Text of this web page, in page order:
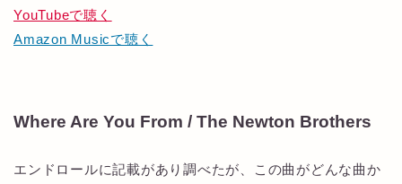
YouTubeで聴く
Amazon Musicで聴く
Where Are You From / The Newton Brothers
エンドロールに記載があり調べたが、この曲がどんな曲か